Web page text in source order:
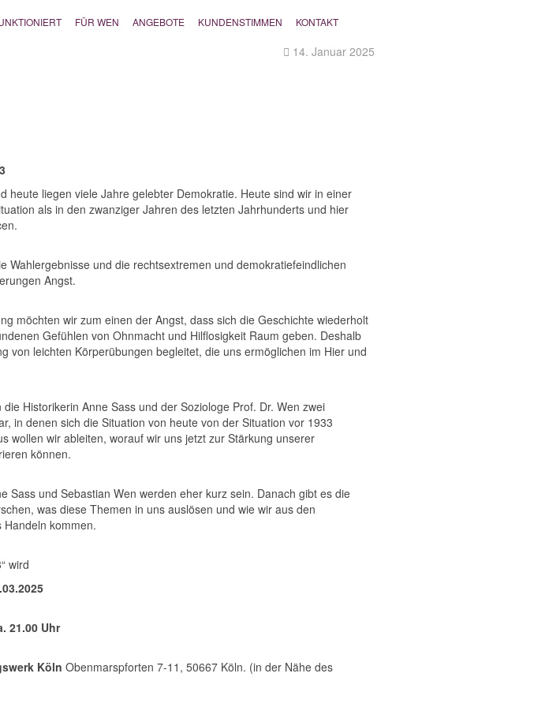
FÜR WEN ANGEBOTE KUNDENSTIMMEN KONTAKT
14. Januar 2025
heute liegen viele Jahre gelebter Demokratie. Heute sind wir in einer
als in den zwanziger Jahren des letzten Jahrhunderts und hier
Wahlergebnisse und die rechtsextremen und demokratiefeindlichen
Angst.
möchten wir zum einen der Angst, dass sich die Geschichte wiederholt
Gefühlen von Ohnmacht und Hilflosigkeit Raum geben. Deshalb
von leichten Körperübungen begleitet, die uns ermöglichen im Hier und
Historikerin Anne Sass und der Soziologe Prof. Dr. Wen zwei
in denen sich die Situation von heute von der Situation vor 1933
wollen wir ableiten, worauf wir uns jetzt zur Stärkung unserer
können.
Sass und Sebastian Wen werden eher kurz sein. Danach gibt es die
was diese Themen in uns auslösen und wie wir aus den
kommen.
wird
21.00 Uhr
Köln Obenmarspforten 7-11, 50667 Köln. (in der Nähe des